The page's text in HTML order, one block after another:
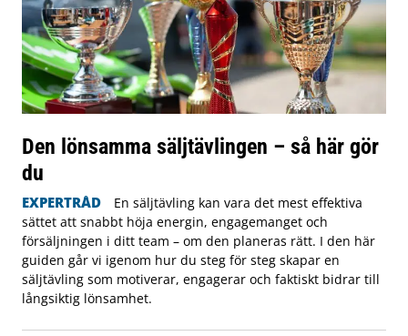
Den lönsamma säljtävlingen – så här gör
du
EXPERTRÅD
En säljtävling kan vara det mest effektiva
sättet att snabbt höja energin, engagemanget och
försäljningen i ditt team – om den planeras rätt. I den här
guiden går vi igenom hur du steg för steg skapar en
säljtävling som motiverar, engagerar och faktiskt bidrar till
långsiktig lönsamhet.